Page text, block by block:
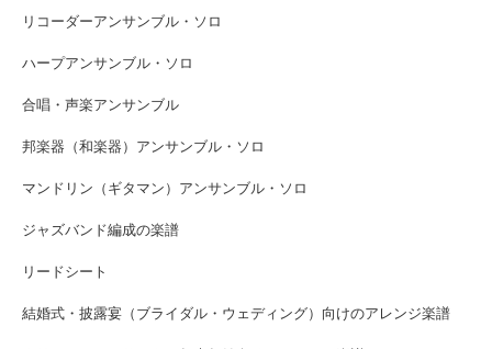
リコーダーアンサンブル・ソロ
ハープアンサンブル・ソロ
合唱・声楽アンサンブル
邦楽器（和楽器）アンサンブル・ソロ
マンドリン（ギタマン）アンサンブル・ソロ
ジャズバンド編成の楽譜
リードシート
結婚式・披露宴（ブライダル・ウェディング）向けのアレンジ楽譜